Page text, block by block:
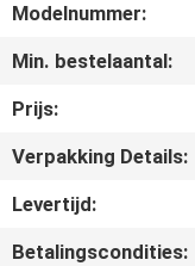
VERZOEK
OM
EEN
CITAAT
Modelnummer:
Min. bestelaantal:
Prijs:
Verpakking Details:
Levertijd:
Betalingscondities: